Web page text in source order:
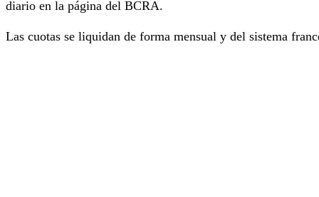
diario en la página del BCRA.
Las cuotas se liquidan de forma mensual y del sistema